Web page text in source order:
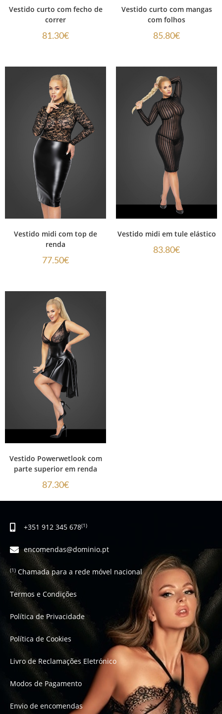
Vestido curto com fecho de
correr
81.30€
Vestido curto com mangas
com folhos
85.80€
Vestido midi com top de
renda
77.50€
Vestido midi em tule elástico
83.80€
Vestido Powerwetlook com
parte superior em renda
87.30€
+351 912 345 678(1)
encomendas@dominio.pt
(1)Chamada para a rede móvel nacional
Termos e Condições
Política de Privacidade
Política de Cookies
Livro de Reclamações Eletrónico
Modos de Pagamento
Envio de encomendas